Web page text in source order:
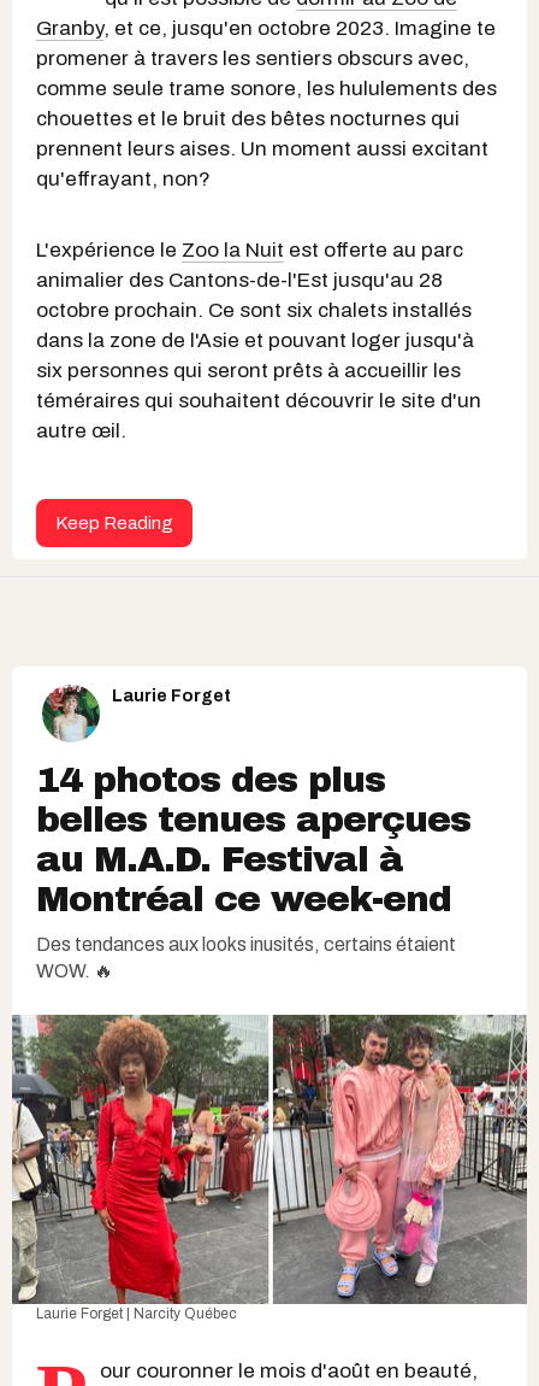
Granby, et ce, jusqu'en octobre 2023. Imagine te
promener à travers les sentiers obscurs avec,
comme seule trame sonore, les hululements des
chouettes et le bruit des bêtes nocturnes qui
prennent leurs aises. Un moment aussi excitant
qu'effrayant, non?
L'expérience le Zoo la Nuit est offerte au parc
animalier des Cantons-de-l'Est jusqu'au 28
octobre prochain. Ce sont six chalets installés
dans la zone de l'Asie et pouvant loger jusqu'à
six personnes qui seront prêts à accueillir les
téméraires qui souhaitent découvrir le site d'un
autre œil.
Keep Reading
Laurie Forget
14 photos des plus
belles tenues aperçues
au M.A.D. Festival à
Montréal ce week-end
Des tendances aux looks inusités, certains étaient
WOW. 🔥
Laurie Forget | Narcity Québec
our couronner le mois d'août en beauté,